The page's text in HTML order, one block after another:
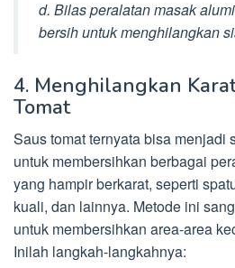
d. Bilas peralatan masak
bersih untuk menghilangkan
4. Menghilangkan
Tomat
Saus tomat ternyata bisa menjadi
untuk membersihkan berbagai
yang hampir berkarat, seperti
kuali, dan lainnya. Metode ini
untuk membersihkan area-area
Inilah langkah-langkahnya: